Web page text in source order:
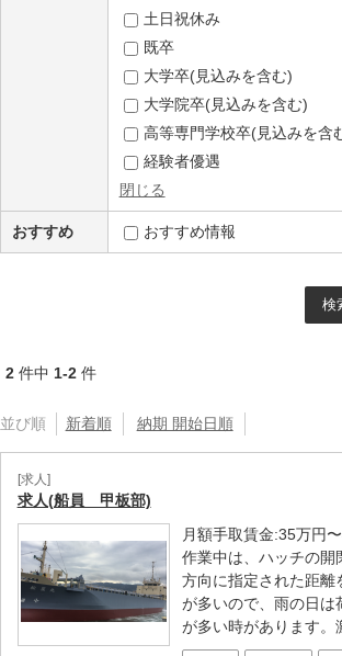
土日祝休み
既卒
大学卒(見込みを含む)
大学院卒(見込みを含む)
高等専門学校卒(見込みを含
経験者優遇
閉じる
おすすめ おすすめ情報
2件中 1-2件
並び順 新着順 納期 開始日順
[求人]
求人(船員 甲板部)
月額手取賃金:35万円
作業中は、ハッチの開
方向に指定された距離
が多いので、雨の日は
が多い時があります。